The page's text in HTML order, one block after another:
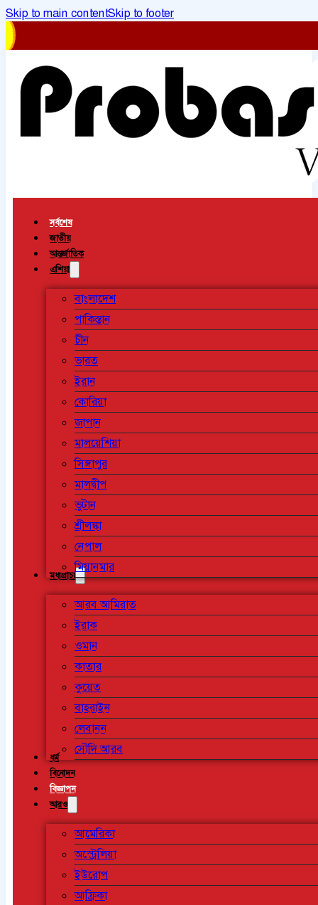
Skip to main contentSkip to footer
সর্বশেষ
জাতীয়
আন্তর্জাতিক
এশিয়া
বাংলাদেশ
পাকিস্তান
চীন
ভারত
ইরান
কোরিয়া
জাপান
মালয়েশিয়া
সিঙ্গাপুর
মালদ্বীপ
ভুটান
শ্রীলঙ্কা
নেপাল
মিয়ানমার
মধ্যপ্রাচ্য
আরব আমিরাত
ইরাক
ওমান
কাতার
কুয়েত
বাহরাইন
লেবানন
সৌদি আরব
ধর্ম
বিনোদন
বিজ্ঞাপন
আরও
আমেরিকা
অস্ট্রেলিয়া
ইউরোপ
আফ্রিকা